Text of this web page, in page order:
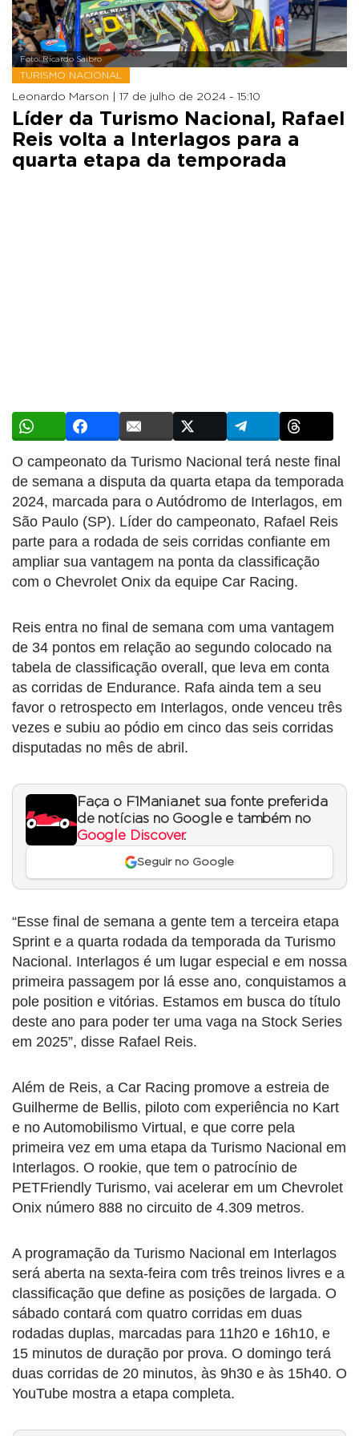
Foto: Ricardo Saibro
TURISMO NACIONAL
Leonardo Marson | 17 de julho de 2024 - 15:10
Líder da Turismo Nacional, Rafael
Reis volta a Interlagos para a
quarta etapa da temporada
O campeonato da Turismo Nacional terá neste final
de semana a disputa da quarta etapa da temporada
2024, marcada para o Autódromo de Interlagos, em
São Paulo (SP). Líder do campeonato, Rafael Reis
parte para a rodada de seis corridas confiante em
ampliar sua vantagem na ponta da classificação
com o Chevrolet Onix da equipe Car Racing.
Reis entra no final de semana com uma vantagem
de 34 pontos em relação ao segundo colocado na
tabela de classificação overall, que leva em conta
as corridas de Endurance. Rafa ainda tem a seu
favor o retrospecto em Interlagos, onde venceu três
vezes e subiu ao pódio em cinco das seis corridas
disputadas no mês de abril.
Faça o F1Mania.net sua fonte preferida
de notícias no Google e também no
Google Discover.
Seguir no Google
“Esse final de semana a gente tem a terceira etapa
Sprint e a quarta rodada da temporada da Turismo
Nacional. Interlagos é um lugar especial e em nossa
primeira passagem por lá esse ano, conquistamos a
pole position e vitórias. Estamos em busca do título
deste ano para poder ter uma vaga na Stock Series
em 2025”, disse Rafael Reis.
Além de Reis, a Car Racing promove a estreia de
Guilherme de Bellis, piloto com experiência no Kart
e no Automobilismo Virtual, e que corre pela
primeira vez em uma etapa da Turismo Nacional em
Interlagos. O rookie, que tem o patrocínio de
PETFriendly Turismo, vai acelerar em um Chevrolet
Onix número 888 no circuito de 4.309 metros.
A programação da Turismo Nacional em Interlagos
será aberta na sexta-feira com três treinos livres e a
classificação que define as posições de largada. O
sábado contará com quatro corridas em duas
rodadas duplas, marcadas para 11h20 e 16h10, e
15 minutos de duração por prova. O domingo terá
duas corridas de 20 minutos, às 9h30 e às 15h40. O
YouTube mostra a etapa completa.